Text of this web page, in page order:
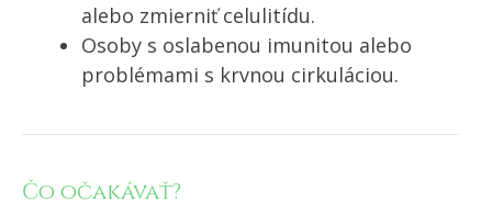
alebo zmierniť celulitídu.
Osoby s oslabenou imunitou alebo
problémami s krvnou cirkuláciou.
Čo očakávať?